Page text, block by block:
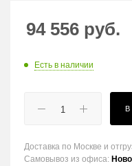
94 556 руб.
Есть в наличии
В
Доставка по Москве и
Самовывоз из офиса: